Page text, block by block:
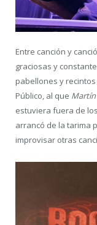
Entre canción y
graciosas y
pabellones y
Público, al que Martín
estuviera fuera de
arrancó de la tarima
improvisar otras